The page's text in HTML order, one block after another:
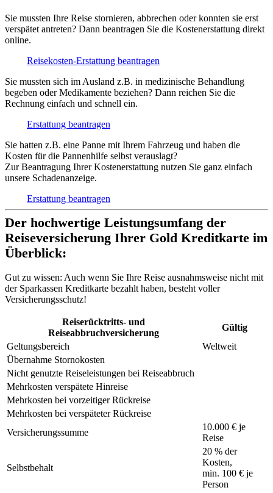
Sie mussten Ihre Reise stornieren, abbrechen oder konnten sie erst
verspätet antreten? Dann beantragen Sie die Kostenerstattung direkt
online.
Reisekosten-Erstattung beantragen
Sie mussten sich im Ausland z.B. in medizinische Behandlung
begeben oder Medikamente beziehen? Dann reichen Sie die
Rechnung einfach und schnell ein.
Erstattung beantragen
Sie hatten z.B. eine Panne mit Ihrem Fahrzeug und haben die
Kosten für die Pannenhilfe selbst verauslagt?
Zur Beantragung Ihrer Kostenerstattung nutzen Sie ganz einfach
unsere Schadenanzeige.
Erstattung beantragen
Der hochwertige Leistungsumfang der
Reiseversicherung Ihrer Gold Kreditkarte im
Überblick:
Gut zu wissen: Auch wenn Sie Ihre Reise ausnahmsweise nicht mit
der Sparkassen Kreditkarte bezahlt haben, besteht voller
Versicherungsschutz!
Reiserücktritts- und
Reiseabbruchversicherung
Gültig
Geltungsbereich
Weltweit
Übernahme Stornokosten
Nicht genutzte Reiseleistungen bei Reiseabbruch
Mehrkosten verspätete Hinreise
Mehrkosten bei vorzeitiger Rückreise
Mehrkosten bei verspäteter Rückreise
Versicherungssumme
10.000 € je
Reise
Selbstbehalt
20 % der
Kosten,
min. 100 € je
Person